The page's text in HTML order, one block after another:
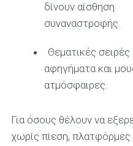
δίνουν αίσθηση
συναναστροφής.
Θεματικές
αφηγήματα και
ατμόσφαιρες.
Για όσους θέλουν να
χωρίς πίεση,